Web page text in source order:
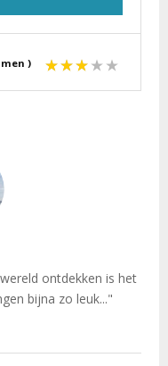
)
ontdekken is het
bijna zo leuk..."